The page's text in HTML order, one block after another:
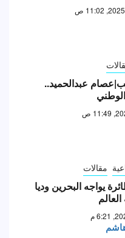
عبدالحميد..
مقالات
يواجه البحرين وديا